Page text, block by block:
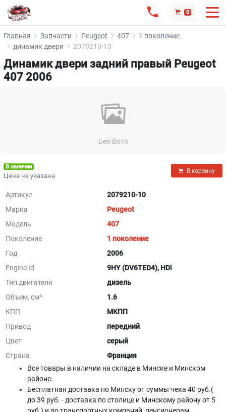
0
Главная Запчасти Peugeot 407
1 поколение
динамик двери
2079210-10
Динамик двери задний правый Peugeot
407 2006
Без фото
В наличии
Цена не указана
В корзину
Артикул
2079210-10
Марка
Peugeot
Модель
407
Поколение
1 поколение
Год
2006
Engine Id
9HY (DV6TED4), HDi
Тип двигателя
дизель
Объем, см³
1.6
КПП
МКПП
Привод
передний
Цвет
серый
Страна
Франция
Все товары в наличии на складе в Минскe и Минском
районе.
Бесплатная доставка по Минску от суммы чека 40 руб.(
до 39 руб. - доставка по столице и Минскому району от 5